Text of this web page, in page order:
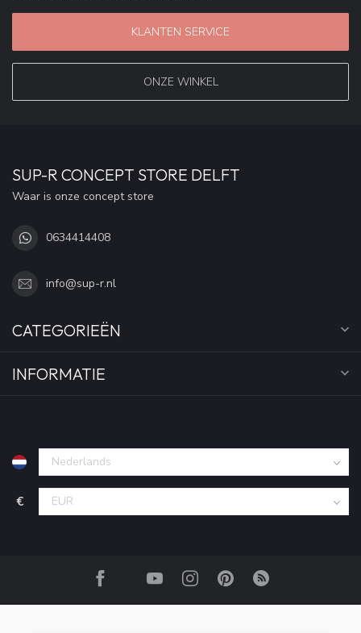
KLANTEN SERVICE
ONZE WINKEL
SUP-R CONCEPT STORE DELFT
Waar is onze concept store
0634414408
info@sup-r.nl
CATEGORIEËN
INFORMATIE
€